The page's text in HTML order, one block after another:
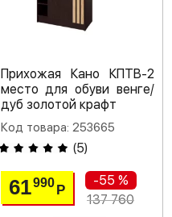
Прихожая Кано КПТВ-2
место для обуви венге/
дуб золотой крафт
Код товара: 253665
(5)
61990 Р
-55 %
137 760